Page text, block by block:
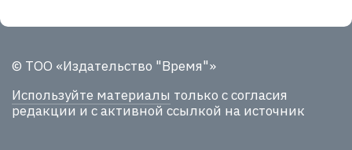
© ТОО «Издательство "Время"»
Используйте материалы только с согласия
редакции и с активной ссылкой на источник